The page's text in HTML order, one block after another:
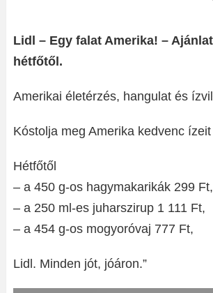
Lidl – Egy falat Amerika! –
hétfőtől.
Amerikai életérzés, hangulat és
Kóstolja meg Amerika kedvenc
Hétfőtől
– a 450 g-os hagymakarikák 299 Ft,
– a 250 ml-es juharszirup 1 111 Ft,
– a 454 g-os mogyoróvaj 777 Ft,
Lidl. Minden jót, jóáron.”